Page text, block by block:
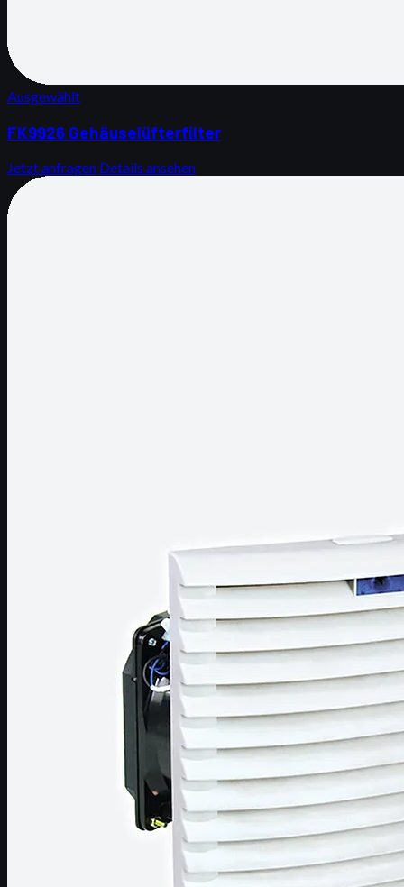
Ausgewählt
FK9926 Gehäuselüfterfilter
Jetzt anfragen Details ansehen